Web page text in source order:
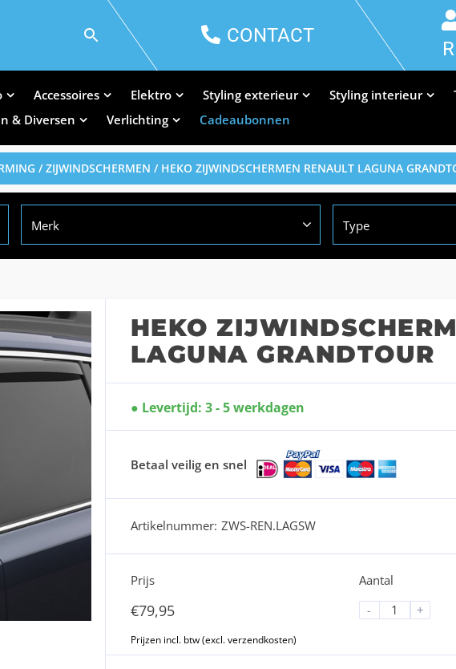
CONTACT
Accessoires Elektro Styling exterieur Styling interieur
& Diversen
Verlichting Cadeaubonnen
/ZIJWINDSCHERMEN / HEKO ZIJWINDSCHERMEN RENAULT LAGUNA
Merk Type
HEKO
LAGUNA GRANDTOUR
Levertijd: 3 - 5 werkdagen
Betaal veilig en snel
Artikelnummer: ZWS-REN.LAGSW
Prijs
€79,95
Aantal
-
+